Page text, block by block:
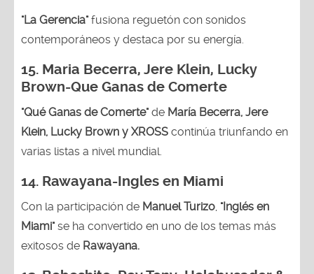
"La Gerencia"fusiona reguetón con sonidos
contemporáneos y destaca por su energía.
15. Maria Becerra, Jere Klein, Lucky
Brown-Que Ganas de Comerte
"Qué Ganas de Comerte"de María Becerra, Jere
Klein, Lucky Brown y XROSS continúa triunfando en
varias listas a nivel mundial.
14. Rawayana-Ingles en Miami
Con la participación de Manuel Turizo, "Inglés en
Miami"se ha convertido en uno de los temas más
exitosos de Rawayana.